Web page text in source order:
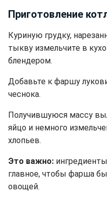
Приготовление
Куриную грудку,
тыкву измельчите в
блендером.
Добавьте к фаршу
чеснока.
Получившуюся массу
яйцо и немного
хлопьев.
Это важно:
главное, чтобы фарша
овощей.